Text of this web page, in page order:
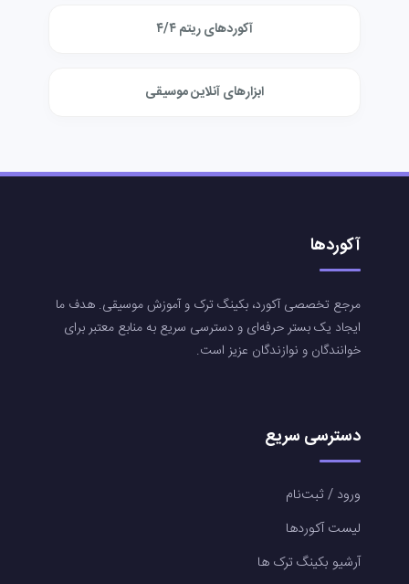
آکوردهای ریتم ۴/۴
ابزارهای آنلاین موسیقی
آکوردها
مرجع تخصصی آکورد، بکینگ ترک و آموزش موسیقی. هدف ما
ایجاد یک بستر حرفه‌ای و دسترسی سریع به منابع معتبر برای
خوانندگان و نوازندگان عزیز است.
دسترسی سریع
ورود / ثبت‌نام
لیست آکوردها
آرشیو بکینگ ترک ها